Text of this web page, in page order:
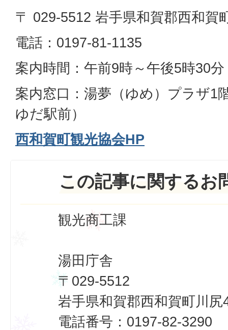
〒 029-5512 岩手県和賀郡西和賀
電話：0197‐81‐1135
案内時間：午前9時～午後5時30分
案内窓口：湯夢（ゆめ）プラザ1
ゆだ駅前）
西和賀町観光協会HP
この記事に関するお
観光商工課
湯田庁舎
〒029-5512
岩手県和賀郡西和賀町川
電話番号：0197-82-3290